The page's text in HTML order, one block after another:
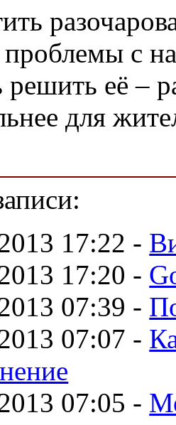
с
её –
для
17:22 -
17:20 -
07:39 -
07:07 -
07:05 -